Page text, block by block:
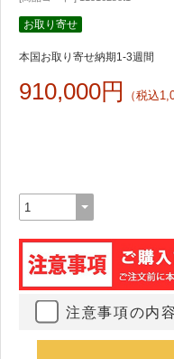
お取り寄せ
本国お取り寄せ納期1-3週間
910,000円 （税込
注意事項の内